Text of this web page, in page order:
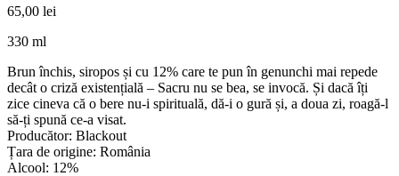
65,00 lei
330 ml
Brun închis, siropos și cu 12% care te pun în genunchi mai repede
decât o criză existențială – Sacru nu se bea, se invocă. Și dacă îți
zice cineva că o bere nu-i spirituală, dă-i o gură și, a doua zi, roagă-l
să-ți spună ce-a visat.
Producător: Blackout
Țara de origine: România
Alcool: 12%